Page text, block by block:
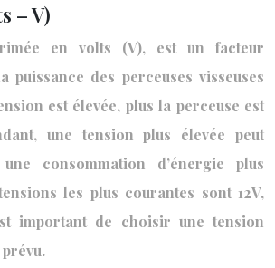
– V)
en volts (V), est un facteur
puissance des perceuses visseuses
est élevée, plus la perceuse est
une tension plus élevée peut
consommation d’énergie plus
les plus courantes sont 12V,
important de choisir une tension
prévu.